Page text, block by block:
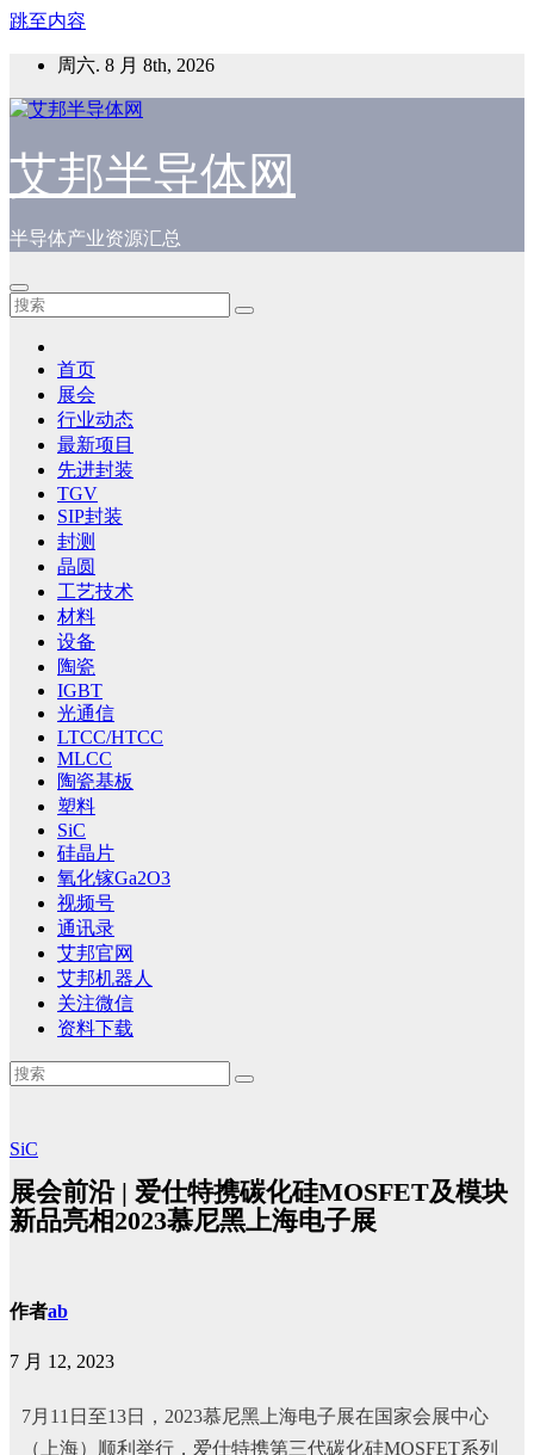
跳至内容
周六. 8 月 8th, 2026
艾邦半导体网
半导体产业资源汇总
首页
展会
行业动态
最新项目
先进封装
TGV
SIP封装
封测
晶圆
工艺技术
材料
设备
陶瓷
IGBT
光通信
LTCC/HTCC
MLCC
陶瓷基板
塑料
SiC
硅晶片
氧化镓Ga2O3
视频号
通讯录
艾邦官网
艾邦机器人
关注微信
资料下载
SiC
展会前沿 | 爱仕特携碳化硅MOSFET及模块
新品亮相2023慕尼黑上海电子展
作者ab
7 月 12, 2023
7月11日至13日，2023慕尼黑上海电子展在国家会展中心
（上海）顺利举行，爱仕特携第三代碳化硅MOSFET系列